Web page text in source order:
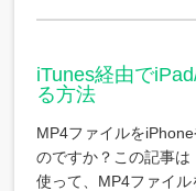
iTunes経由で
る方法
MP4ファイルを
のですか？この記事
使って、MP4ファイ